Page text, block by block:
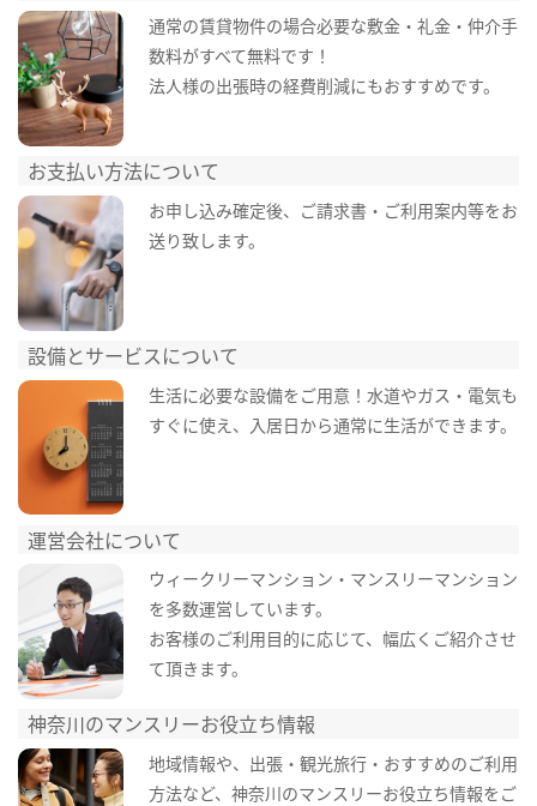
通常の賃貸物件の場合必要な敷金・礼金・仲介手
数料がすべて無料です！
法人様の出張時の経費削減にもおすすめです。
お支払い方法について
お申し込み確定後、ご請求書・ご利用案内等をお
送り致します。
設備とサービスについて
生活に必要な設備をご用意！水道やガス・電気も
すぐに使え、入居日から通常に生活ができます。
運営会社について
ウィークリーマンション・マンスリーマンション
を多数運営しています。
お客様のご利用目的に応じて、幅広くご紹介させ
て頂きます。
神奈川のマンスリーお役立ち情報
地域情報や、出張・観光旅行・おすすめのご利用
方法など、神奈川のマンスリーお役立ち情報をご